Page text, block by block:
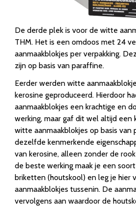
De derde plek is voor de witte
THM. Het is een omdoos met 24
aanmaakblokjes per verpakking.
zijn op basis van paraffine.
Eerder werden witte
kerosine geproduceerd. Hierdoor
aanmaakblokjes een krachtige en
werking, maar gaf dit wel altijd een
witte aanmaakblokjes op basis
dezelfde kenmerkende
van kerosine, alleen zonder de
de beste werking maak je een
briketten (houtskool) en leg je hier
aanmaakblokjes tussenin. De
vervolgens aan waardoor de